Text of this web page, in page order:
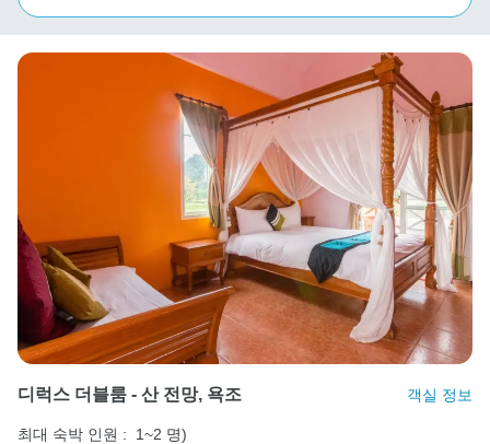
디럭스 더블룸 - 산 전망, 욕조 객실 정보
최대 숙박 인원 :
1~2 명)